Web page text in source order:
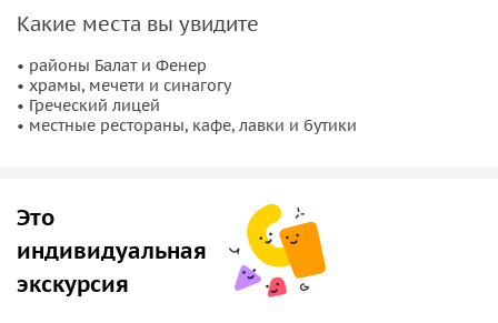
Какие места вы увидите
• районы Балат и Фенер
• храмы, мечети и синагогу
• Греческий лицей
• местные рестораны, кафе, лавки и бутики
Это
индивидуальная
экскурсия